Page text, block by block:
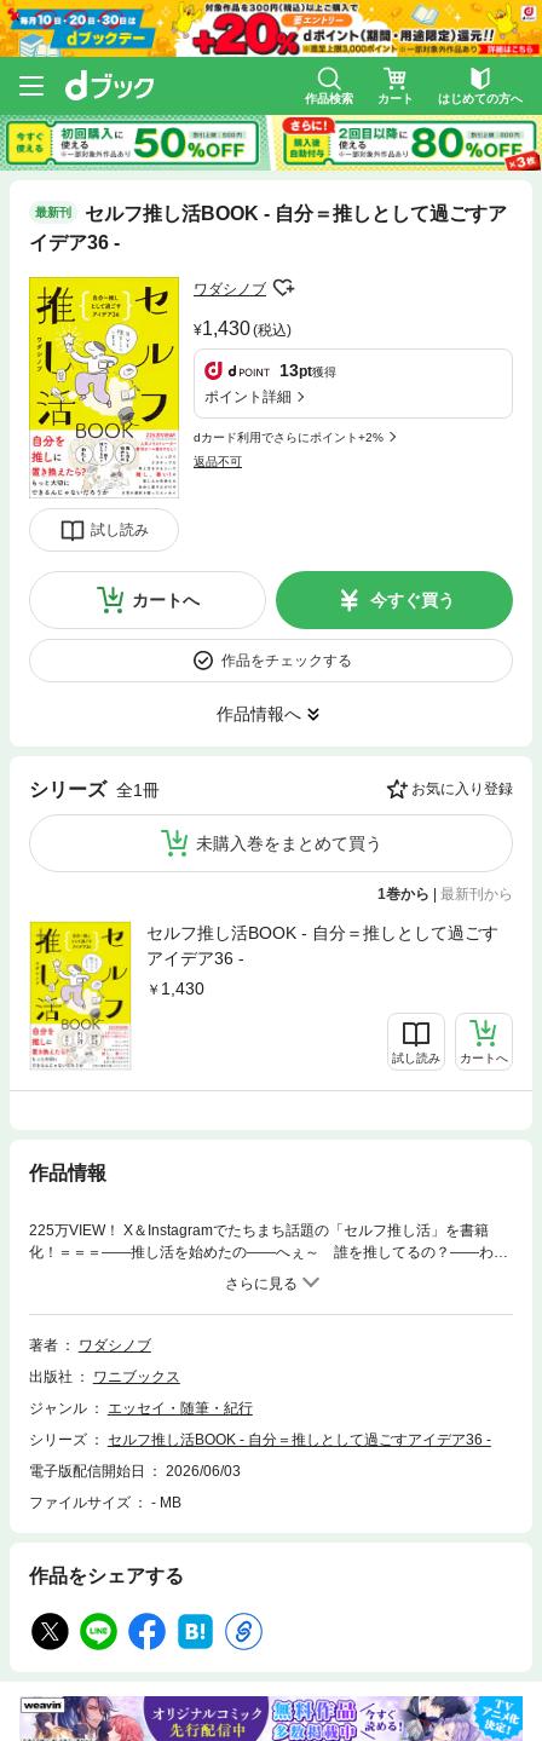
作品検索 カート はじめての方へ
最新刊
セルフ推し活BOOK - 自分＝推しとして過ごすア
イデア36 -
試し読み
ワダシノブ
1,430(税込)
13pt獲得
ポイント詳細
dカード利用でさらにポイント+2%
返品不可
カートへ 今すぐ買う
作品をチェックする
作品情報へ
シリーズ 全1冊 お気に入り登録
未購入巻をまとめて買う
1巻から | 最新刊から
セルフ推し活BOOK - 自分＝推しとして過ごす
アイデア36 -
1,430
試し読み カートへ
作品情報
225万VIEW！ X＆Instagramでたちまち話題の「セルフ推し活」を書籍
化！＝＝＝――推し活を始めたの――へぇ～ 誰を推してるの？――わた
し＝＝＝自分のことを推しに置き換えてみたら？「推し、尊い！」という
慈しみを自分に向けてみたら？もっと自分を大切にできるんじゃないだろ
うか――。人気イラストレーター・漫画家ワダシノブによる、オール書き
下ろしの新作エッセイ。これまで応援していた「推し」の活動休止をきっ
を大切にすることは苦手でも、「推し活」ならできるはず！と思い、ほか
の人に注いできたエネルギーを自分に戻す心がけ、日常の工夫を36個、自
たを推す力が湧いてきますように。こんな人におすすめ！・「自分がちょ
っと我慢すればうまく回るから……」と自分を後回しにしてしまう人・
「周りからの期待に応えなければ！」と頑張りすぎてしまう人・推し疲れ
に悩んでいる人《Contents》Chapter１ Mind 推し＝わたしを捉えなお
い」「推し（わたし）の夢なら全力応援」「推し（わたし）の頑張りに感
（わたし）を労わって生活する「推し（わたし）の服は適当に選ばない」
「推し（わたし）の努力を安売りしない」「対人関係はあくまでもファン
たし）が喜ぶ差し入れをする」「推し（わたし）のファンミーティングを
開催する」…etc.【著者プロフィール】ワダ シノブ広島県生まれ、イタリ
著者
ワダシノブ
出版社
ワニブックス
ジャンル
エッセイ・随筆・紀行
シリーズ
セルフ推し活BOOK - 自分＝推しとして過ごすアイデア36 -
電子版配信開始日
2026/06/03
ファイルサイズ
- MB
作品をシェアする